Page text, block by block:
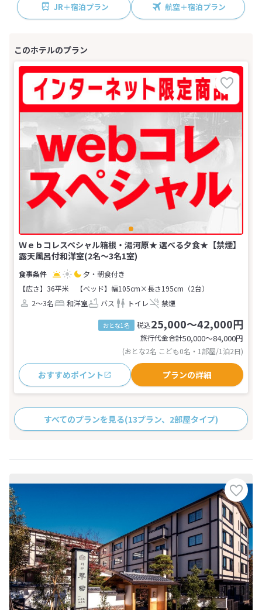
JR＋宿泊プラン 航空＋宿泊プラン
Ｗｅｂコレスペシャル箱根・湯河原★ 選べる夕食★【禁煙】
露天風呂付和洋室(2名～3名1室)
夕・朝食付き
【広さ】36平米
【ベッド】幅105cm×長さ195cm（2台）
2～3名
和洋室 バス トイレ 禁煙
おとな1名 税込25,000～42,000円
旅行代金合計50,000〜84,000円
(おとな2名 こども0名・1部屋/1泊2日)
おすすめポイント プランの詳細
すべてのプランを見る(13プラン、2部屋タイプ)